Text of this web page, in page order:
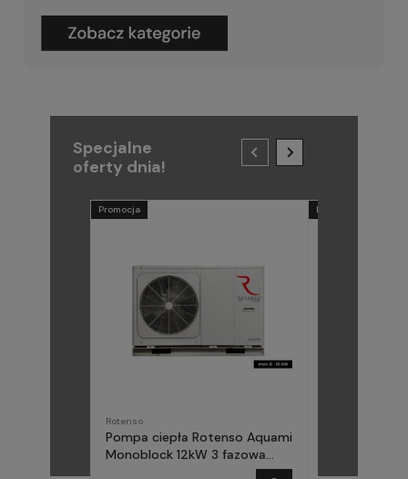
Specjalne
oferty dnia!
Rotenso
Pompa ciepła Rotenso Aquami
Monoblock 12kW 3 fazowa
Promocja Promocja